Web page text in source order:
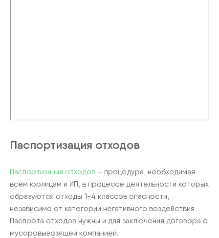
Паспортизация отходов
Паспортизация отходов – процедура, необходимая
всем юрлицам и ИП, в процессе деятельности которых
образуются отходы 1-4 классов опасности,
независимо от категории негативного воздействия.
Паспорта отходов нужны и для заключения договора с
мусоровывозящей компанией.